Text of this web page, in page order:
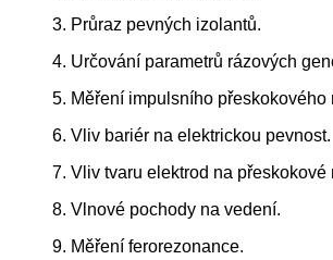
3. Průraz pevných izolantů.
4. Určování parametrů rázových
5. Měření impulsního přeskokového
6. Vliv bariér na elektrickou pevnost.
7. Vliv tvaru elektrod na přeskokové
8. Vlnové pochody na vedení.
9. Měření ferorezonance.